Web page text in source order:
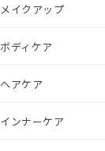
メイクアップ
ボディケア
ヘアケア
インナーケア